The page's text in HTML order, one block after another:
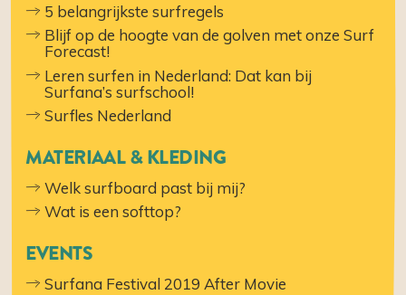
5 belangrijkste surfregels
Blijf op de hoogte van de golven met onze Surf
Forecast!
Leren surfen in Nederland: Dat kan bij
Surfana’s surfschool!
Surfles Nederland
MATERIAAL & KLEDING
Welk surfboard past bij mij?
Wat is een softtop?
EVENTS
Surfana Festival 2019 After Movie